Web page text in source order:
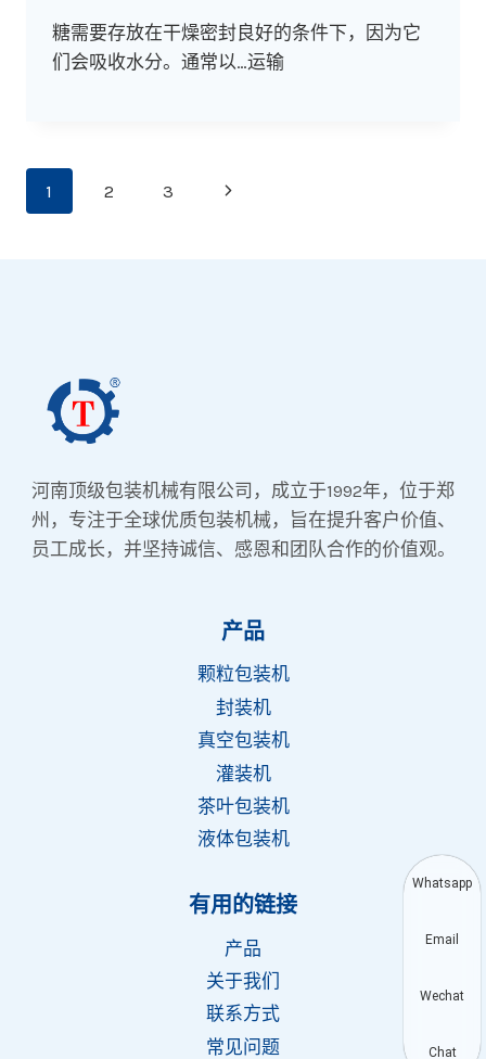
糖需要存放在干燥密封良好的条件下，因为它
们会吸收水分。通常以…运输
页1 2 3
下
河南顶级包装机械有限公司，成立于1992年，位于郑
州，专注于全球优质包装机械，旨在提升客户价值、
员工成长，并坚持诚信、感恩和团队合作的价值观。
产品
颗粒包装机
封装机
真空包装机
灌装机
茶叶包装机
液体包装机
有用的链接
产品
关于我们
联系方式
常见问题
Whatsapp
Email
Wechat
Chat